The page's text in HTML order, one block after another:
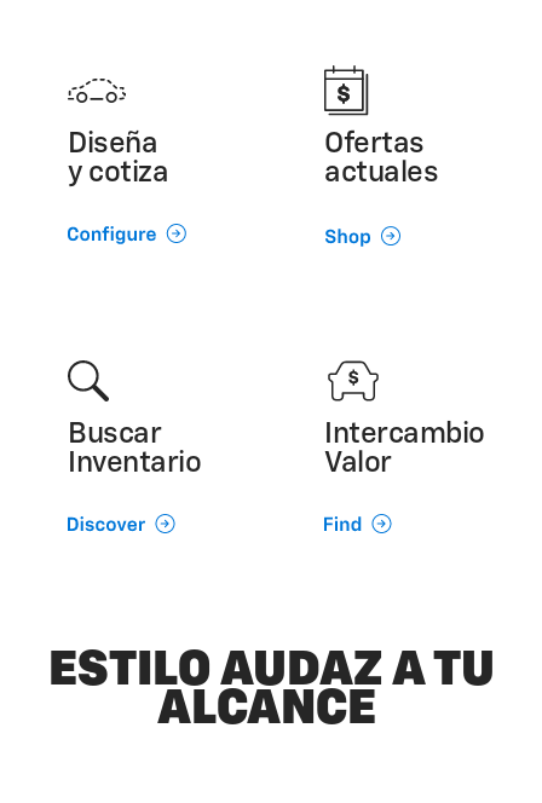
Diseña
y cotiza
Ofertas
actuales
Buscar
Inventario
Intercambio
Valor
ESTILO AUDAZ A TU
ALCANCE